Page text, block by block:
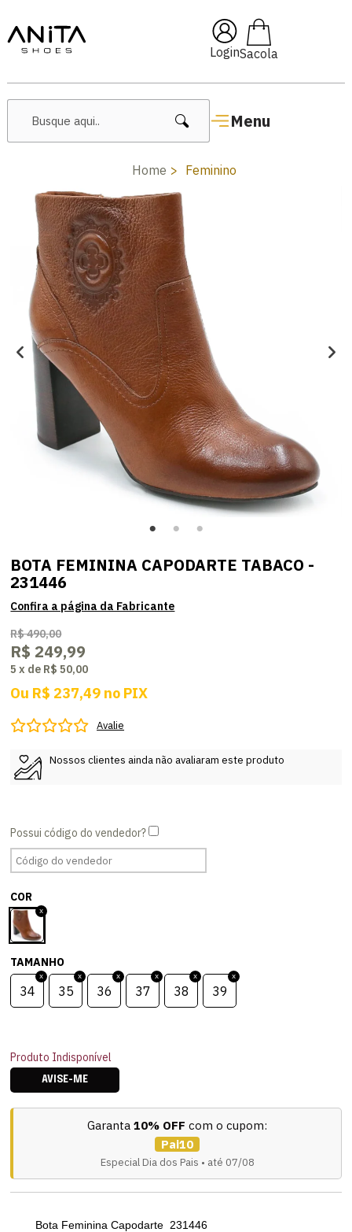
Login
Menu
🔥 Lançamentos Femininos
Home Feminino
BOTA FEMININA CAPODARTE TABACO -
231446
R$ 490,00
R$ 249,99
5 x de R$ 50,00
Ou R$ 237,49 no PIX
Avalie
Nossos clientes ainda não avaliaram este produto
COR
TAMANHO
34 35 36 37 38 39
Produto Indisponível
AVISE-ME
Garanta 10% OFF com o cupom:
Pai10
Especial Dia dos Pais • até 07/08
Bota Feminina Capodarte 231446